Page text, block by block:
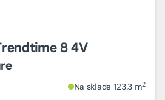
8 4V
Na sklade 123.3 m2